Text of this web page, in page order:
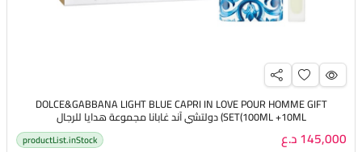
DOLCE&GABBANA LIGHT BLUE CAPRI IN LOVE POUR HOMME GIFT
SET(100ML +10ML) دولتشي آند غابانا مجموعة هدايا للرجال
145,000 د.ع productList.inStock